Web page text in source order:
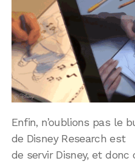
Enfin, n’oublions pas le
de Disney Research est
de servir Disney, et